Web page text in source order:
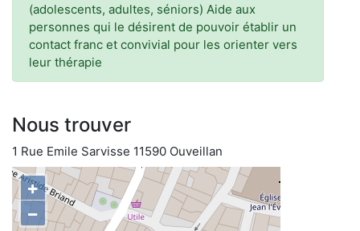
(adolescents, adultes, séniors) Aide aux
personnes qui le désirent de pouvoir établir un
contact franc et convivial pour les orienter vers
leur thérapie
Nous trouver
1 Rue Emile Sarvisse 11590 Ouveillan
+
−